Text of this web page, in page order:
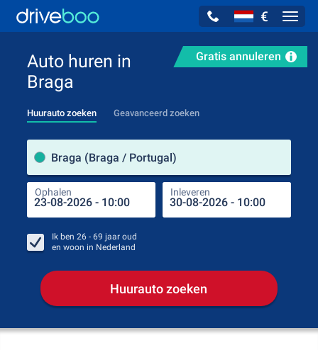
€
Gratis annuleren
Auto huren in
Braga
Huurauto zoeken Geavanceerd zoeken
Braga (Braga / Portugal)
Ophalen Inleveren
Ik ben 26 - 69 jaar oud
en woon in Nederland
Huurauto zoeken